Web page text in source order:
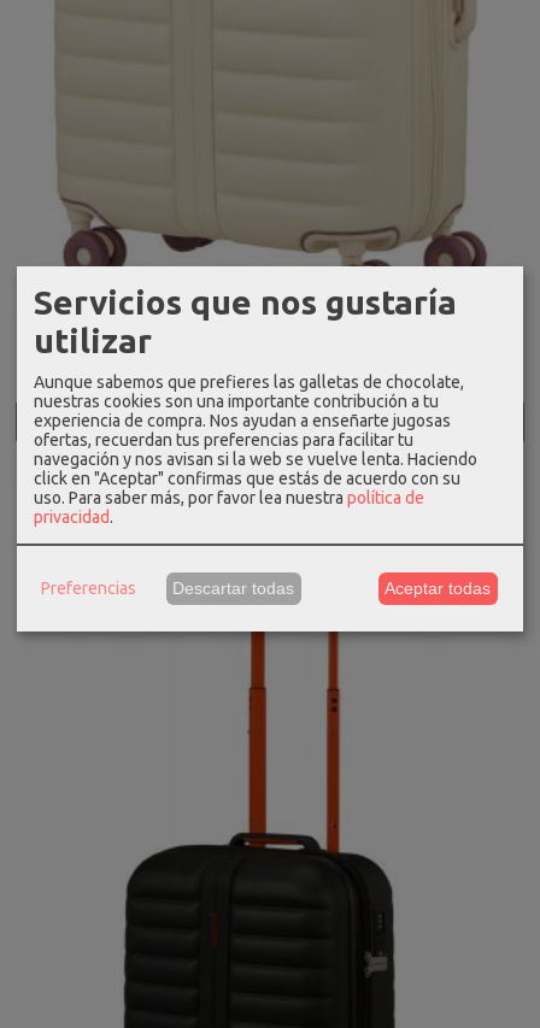
Maleta mediana exp. neovibe summer...
149,00 €
Añadir a Carrito
Servicios que nos gustaría
utilizar
Aunque sabemos que prefieres las galletas de chocolate,
nuestras cookies son una importante contribución a tu
experiencia de compra. Nos ayudan a enseñarte jugosas
ofertas, recuerdan tus preferencias para facilitar tu
navegación y nos avisan si la web se vuelve lenta. Haciendo
click en "Aceptar" confirmas que estás de acuerdo con su
uso. Para saber más, por favor lea nuestra política de
privacidad.
Preferencias Descartar todas Aceptar todas